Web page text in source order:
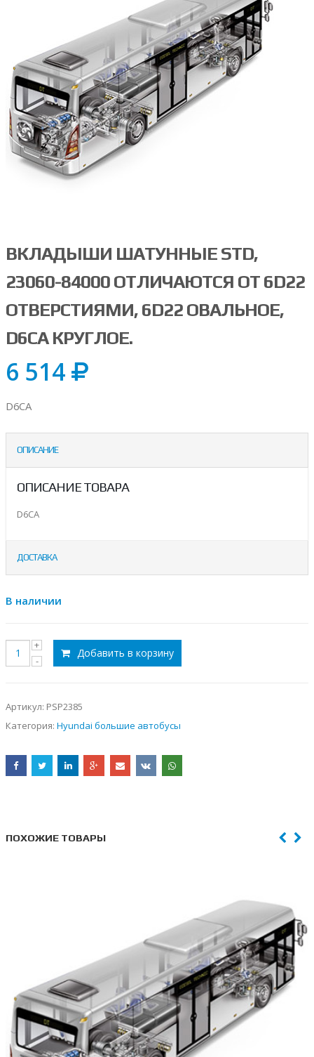
ВКЛАДЫШИ ШАТУННЫЕ STD,
23060-84000 ОТЛИЧАЮТСЯ ОТ 6D22
ОТВЕРСТИЯМИ, 6D22 ОВАЛЬНОЕ,
D6CA КРУГЛОЕ.
6 514
D6CA
ОПИСАНИЕ
ОПИСАНИЕ ТОВАРА
D6CA
ДОСТАВКА
В наличии
Добавить в корзину
Артикул: PSP2385
Категория: Hyundai большие автобусы
ПОХОЖИЕ ТОВАРЫ